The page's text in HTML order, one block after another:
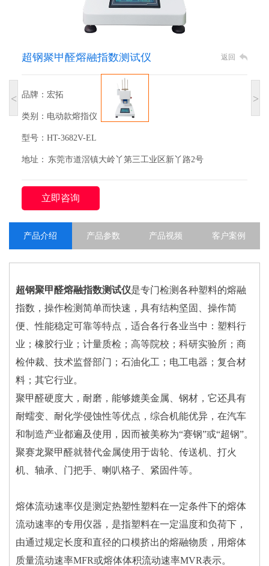
< >
超钢聚甲醛熔融指数测试仪 返回
品牌：宏拓
类别：电动款熔指仪
型号：HT-3682V-EL
地址： 东莞市道滘镇大岭丫第三工业区新丫路2号
立即咨询
产品介绍 产品参数 产品视频 客户案例
超钢聚甲醛熔融指数测试仪是专门检测各种塑料的熔融
指数，操作检测简单而快速，具有结构坚固、操作简
便、性能稳定可靠等特点，适合各行各业当中：塑料行
业；橡胶行业；计量质检；高等院校；科研实验所；商
检仲裁、技术监督部门；石油化工；电工电器；复合材
料；其它行业。
聚甲醛硬度大，耐磨，能够媲美金属、钢材，它还具有
耐蠕变、耐化学侵蚀性等优点，综合机能优异，在汽车
和制造产业都遍及使用，因而被美称为“赛钢”或“超钢”。
聚赛龙聚甲醛就替代金属使用于齿轮、传送机、打火
机、轴承、门把手、喇叭格子、紧固件等。
熔体流动速率仪是测定热塑性塑料在一定条件下的熔体
流动速率的专用仪器，是指塑料在一定温度和负荷下，
由通过规定长度和直径的口模挤出的熔融物质，用熔体
质量流动速率MFR或熔体体积流动速率MVR表示。